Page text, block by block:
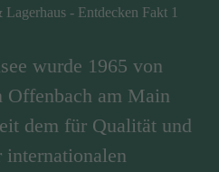
wurde 1965 von
Offenbach am Main
dem für Qualität und